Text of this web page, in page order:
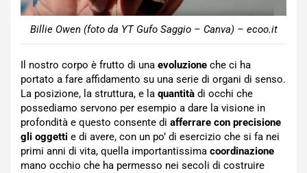
Billie Owen (foto da YT Gufo Saggio – Canva) – ecoo.it
Il nostro corpo è frutto di una evoluzione che ci ha
portato a fare affidamento su una serie di organi di senso.
La posizione, la struttura, e la quantità di occhi che
possediamo servono per esempio a dare la visione in
profondità e questo consente di afferrare con precisione
gli oggetti e di avere, con un po’ di esercizio che si fa nei
primi anni di vita, quella importantissima coordinazione
mano occhio che ha permesso nei secoli di costruire